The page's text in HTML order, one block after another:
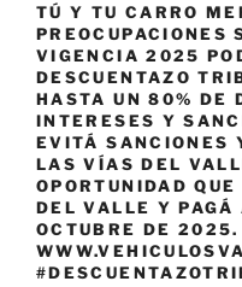
TÚ Y TU CARRO
PREOCUPACIONES
VIGENCIA 2025
DESCUENTAZO
HASTA UN 80% DE
INTERESES Y
EVITÁ SANCIONES
LAS VÍAS DEL
OPORTUNIDAD
DEL VALLE Y PAGÁ
OCTUBRE DE